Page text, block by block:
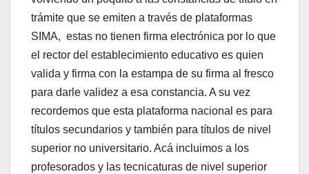
trámite que se emiten a través de plataformas
SIMA, estas no tienen firma electrónica por lo que
el rector del establecimiento educativo es quien
valida y firma con la estampa de su firma al fresco
para darle validez a esa constancia. A su vez
recordemos que esta plataforma nacional es para
títulos secundarios y también para títulos de nivel
superior no universitario. Acá incluimos a los
profesorados y las tecnicaturas de nivel superior